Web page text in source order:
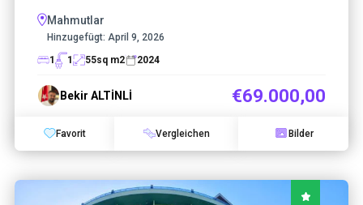
Mahmutlar
Hinzugefügt: April 9, 2026
1
1 55sq m2 2024
Bekir ALTİNLİ €69.000,00
Favorit Vergleichen Bilder